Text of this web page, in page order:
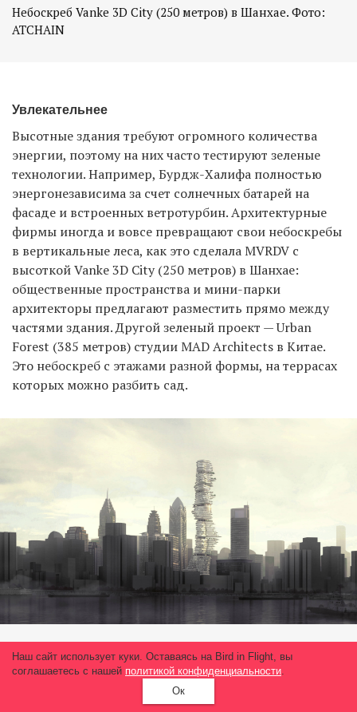
Небоскреб Vanke 3D City (250 метров) в Шанхае. Фото:
ATCHAIN
Увлекательнее
Высотные здания требуют огромного количества
энергии, поэтому на них часто тестируют зеленые
технологии. Например, Бурдж-Халифа полностью
энергонезависима за счет солнечных батарей на
фасаде и встроенных ветротурбин. Архитектурные
фирмы иногда и вовсе превращают свои небоскребы
в вертикальные леса, как это сделала MVRDV с
высоткой Vanke 3D City (250 метров) в Шанхае:
общественные пространства и мини-парки
архитекторы предлагают разместить прямо между
частями здания. Другой зеленый проект — Urban
Forest (385 метров) студии MAD Architects в Китае.
Это небоскреб с этажами разной формы, на террасах
которых можно разбить сад.
Небоскреб Urban Forest (385 метров). Изображение: MAD
Architects
Наш сайт использует куки. Оставаясь на Bird in Flight, вы
соглашаетесь с нашей политикой конфиденциальности.
Ок